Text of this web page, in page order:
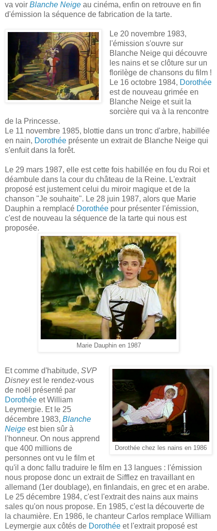
va voir Blanche Neige au cinéma, enfin on retrouve en fin
d'émission la séquence de fabrication de la tarte.
Le 20 novembre 1983,
l'émission s'ouvre sur
Blanche Neige qui découvre
les nains et se clôture sur un
florilège de chansons du film !
Le 16 octobre 1984, Dorothée
est de nouveau grimée en
Blanche Neige et suit la
sorcière qui va à la rencontre
de la Princesse.
Le 11 novembre 1985, blottie dans un tronc d'arbre, habillée
en nain, Dorothée présente un extrait de Blanche Neige qui
s'enfuit dans la forêt.
Le 29 mars 1987, elle est cette fois habillée en fou du Roi et
déambule dans la cour du château de la Reine. L'extrait
proposé est justement celui du miroir magique et de la
chanson "Je souhaite". Le 28 juin 1987, alors que Marie
Dauphin a remplacé Dorothée pour présenter l'émission,
c'est de nouveau la séquence de la tarte qui nous est
proposée.
Marie Dauphin en 1987
Dorothée chez les nains en 1986
Et comme d'habitude, SVP
Disneyest le rendez-vous
de noël présenté par
Dorothée et William
Leymergie. Et le 25
décembre 1983, Blanche
Neige est bien sûr à
l'honneur. On nous apprend
que 400 millions de
personnes ont vu le film et
qu'il a donc fallu traduire le film en 13 langues : l'émission
nous propose donc un extrait de Sifflez en travaillant en
allemand (1er doublage), en finlandais, en grec et en arabe.
Le 25 décembre 1984, c'est l'extrait des nains aux mains
sales qu'on nous propose. En 1985, c'est la découverte de
la chaumière. En 1986, le chanteur Carlos remplace William
Leymergie aux côtés de Dorothée et l'extrait proposé est